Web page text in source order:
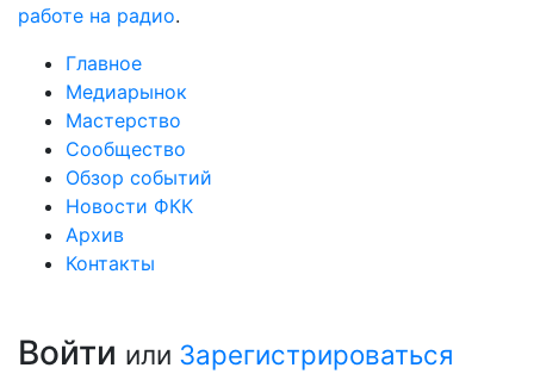
работе на радио.
Главное
Медиарынок
Мастерство
Сообщество
Обзор событий
Новости ФКК
Архив
Контакты
Войти или Зарегистрироваться